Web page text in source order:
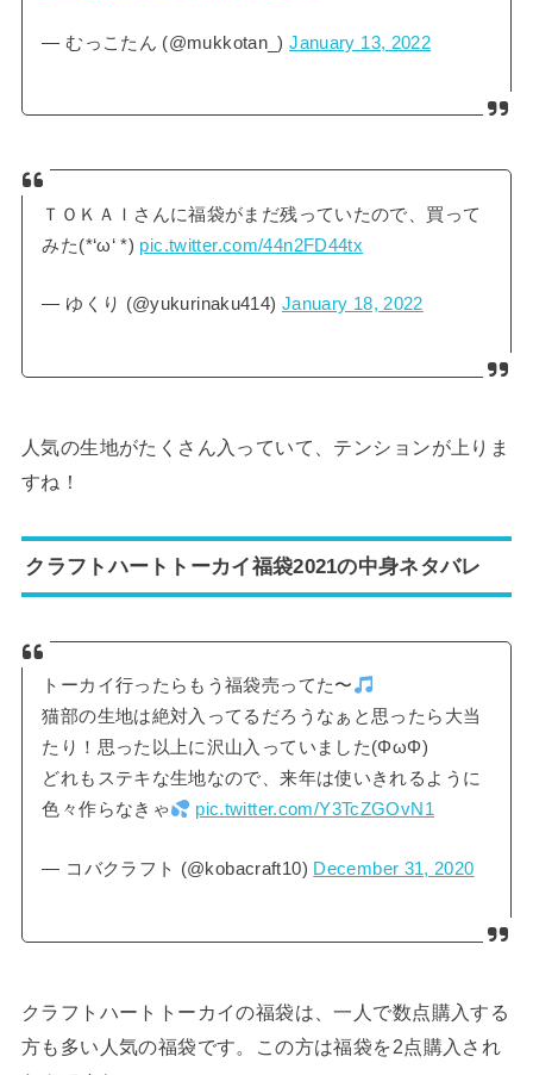
— むっこたん (@mukkotan_)January 13, 2022
ＴＯＫＡＩさんに福袋がまだ残っていたので、買って
みた(*‘ω‘ *) pic.twitter.com/44n2FD44tx
— ゆくり (@yukurinaku414) January 18, 2022
人気の生地がたくさん入っていて、テンションが上りま
すね！
クラフトハートトーカイ福袋2021の中身ネタバレ
トーカイ行ったらもう福袋売ってた〜
猫部の生地は絶対入ってるだろうなぁと思ったら大当
たり！思った以上に沢山入っていました(ΦωΦ)
どれもステキな生地なので、来年は使いきれるように
色々作らなきゃ
pic.twitter.com/Y3TcZGOvN1
— コバクラフト (@kobacraft10) December 31, 2020
クラフトハートトーカイの福袋は、一人で数点購入する
方も多い人気の福袋です。この方は福袋を2点購入され